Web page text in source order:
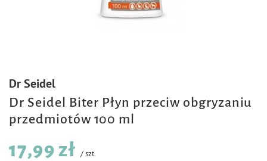
Dr Seidel
Dr Seidel Biter Płyn przeciw obgryzaniu
przedmiotów 100 ml
17,99 zł /szt.